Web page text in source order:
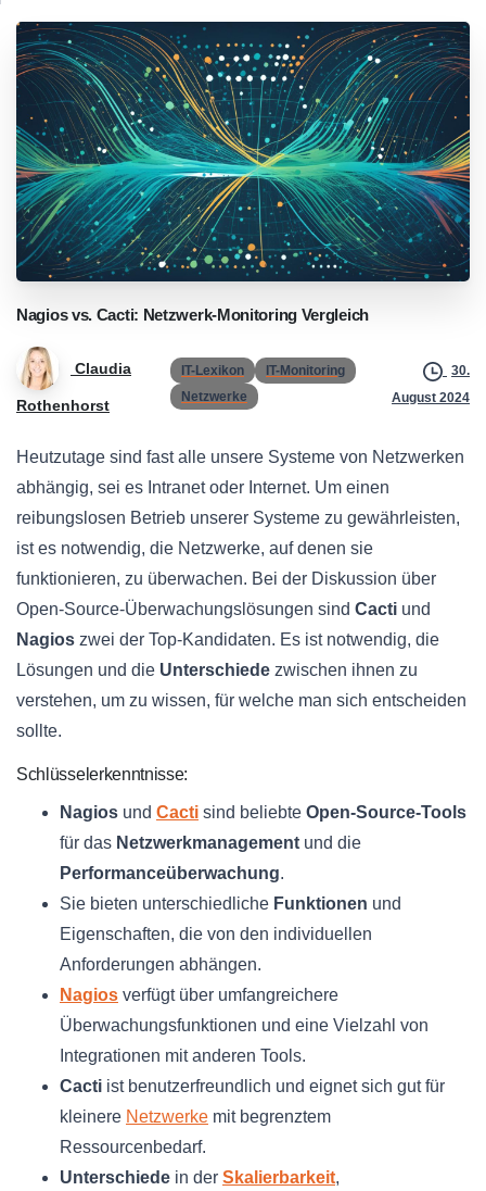
Nagios vs. Cacti: Netzwerk-Monitoring Vergleich
Claudia
Rothenhorst
IT-Lexikon
IT-Monitoring
Netzwerke
30.
August 2024
Heutzutage sind fast alle unsere Systeme von Netzwerken
abhängig, sei es Intranet oder Internet. Um einen
reibungslosen Betrieb unserer Systeme zu gewährleisten,
ist es notwendig, die Netzwerke, auf denen sie
funktionieren, zu überwachen. Bei der Diskussion über
Open-Source-Überwachungslösungen sind Cacti und
Nagios zwei der Top-Kandidaten. Es ist notwendig, die
Lösungen und die Unterschiede zwischen ihnen zu
verstehen, um zu wissen, für welche man sich entscheiden
sollte.
Schlüsselerkenntnisse:
Nagios und Cacti sind beliebte Open-Source-Tools
für das Netzwerkmanagement und die
Performanceüberwachung.
Sie bieten unterschiedliche Funktionen und
Eigenschaften, die von den individuellen
Anforderungen abhängen.
Nagios verfügt über umfangreichere
Überwachungsfunktionen und eine Vielzahl von
Integrationen mit anderen Tools.
Cacti ist benutzerfreundlich und eignet sich gut für
kleinere Netzwerke mit begrenztem
Ressourcenbedarf.
Unterschiede in der Skalierbarkeit,